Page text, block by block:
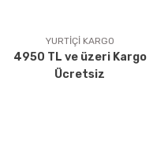
bulunuyor.
olmalı.
YURTİÇİ KARGO
4950 TL ve üzeri Kargo
Ücretsiz